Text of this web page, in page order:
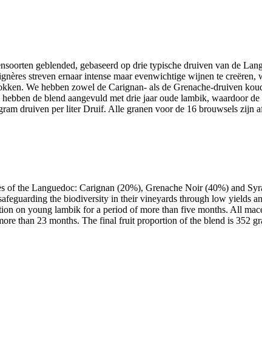
geblended, gebaseerd op drie typische druiven van de
streven ernaar intense maar evenwichtige wijnen te
We hebben zowel de Carignan- als de Grenache-druiven
de blend aangevuld met drie jaar oude lambik, waardoor
druiven per liter Druif. Alle granen voor de 16 brouwsels zijn
the Languedoc: Carignan (20%), Grenache Noir (40%) and
the biodiversity in their vineyards through low yields
on young lambik for a period of more than five months. All
than 23 months. The final fruit proportion of the blend is 352